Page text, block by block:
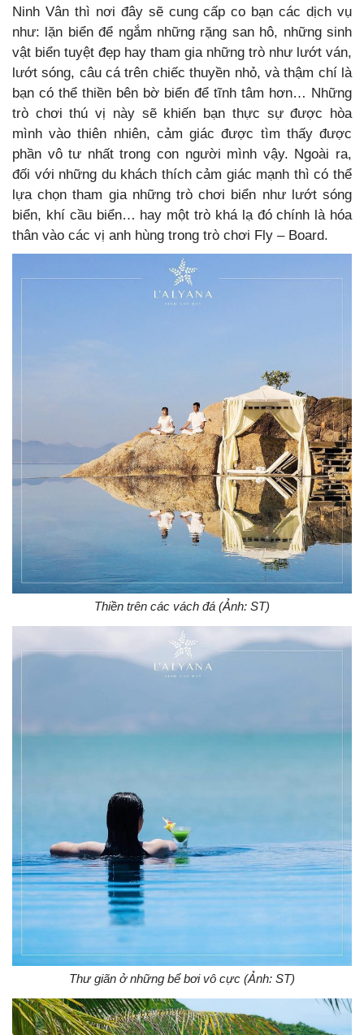
Ninh Vân thì nơi đây sẽ cung cấp co bạn các dịch vụ
như: lặn biển để ngắm những rặng san hô, những sinh
vật biển tuyệt đẹp hay tham gia những trò như lướt ván,
lướt sóng, câu cá trên chiếc thuyền nhỏ, và thậm chí là
bạn có thể thiền bên bờ biển để tĩnh tâm hơn… Những
trò chơi thú vị này sẽ khiến bạn thực sự được hòa
mình vào thiên nhiên, cảm giác được tìm thấy được
phần vô tư nhất trong con người mình vậy. Ngoài ra,
đối với những du khách thích cảm giác mạnh thì có thể
lựa chọn tham gia những trò chơi biển như lướt sóng
biển, khí cầu biển… hay một trò khá lạ đó chính là hóa
thân vào các vị anh hùng trong trò chơi Fly – Board.
Thiền trên các vách đá (Ảnh: ST)
Thư giãn ở những bể bơi vô cực (Ảnh: ST)